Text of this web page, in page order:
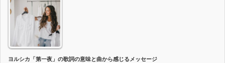
ヨルシカ「第一夜」の歌詞の意味と曲から感じるメッセージ